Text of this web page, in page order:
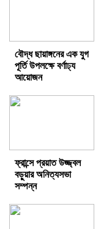
বৌদ্ধ ছায়াঙ্গনের এক যুগ
পূর্তি উপলক্ষে বর্ণাঢ্য
আয়োজন
ফ্রান্সে প্রয়াত উজ্জ্বল
বড়ুয়ার অনিত্যসভা
সম্পন্ন